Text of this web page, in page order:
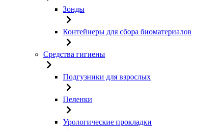
Зонды
Контейнеры для сбора биоматериалов
Средства гигиены
Подгузники для взрослых
Пеленки
Урологические прокладки